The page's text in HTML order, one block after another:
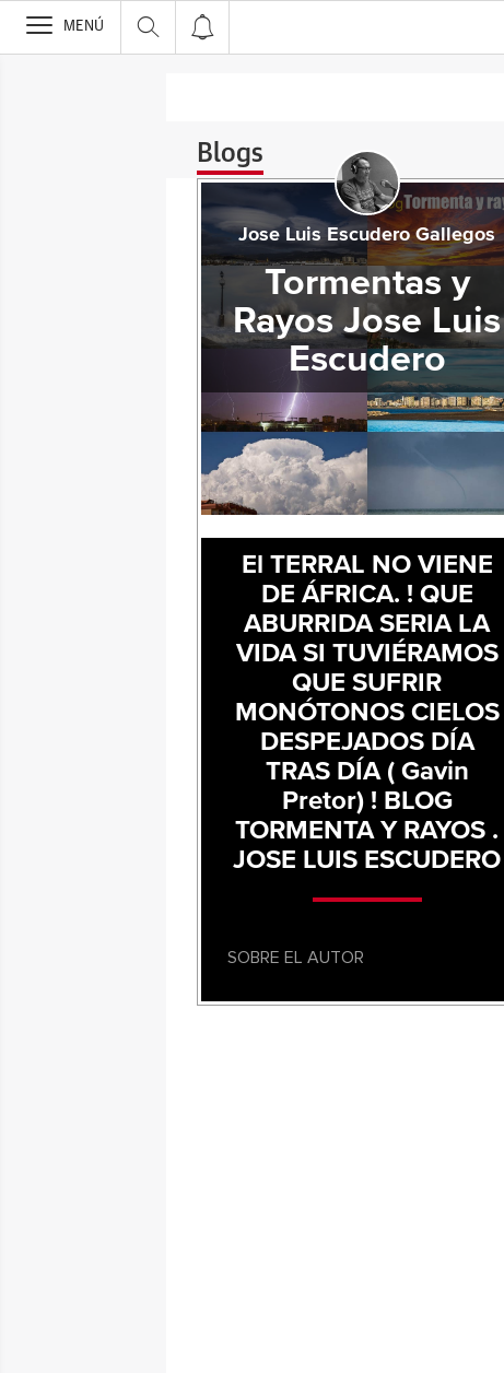
>
MENÚ
Blogs
Jose Luis Escudero Gallegos
Tormentas y
Rayos Jose Luis
Escudero
El TERRAL NO VIENE
DE ÁFRICA. ! QUE
ABURRIDA SERIA LA
VIDA SI TUVIÉRAMOS
QUE SUFRIR
MONÓTONOS CIELOS
DESPEJADOS DÍA
TRAS DÍA ( Gavin
Pretor) ! BLOG
TORMENTA Y RAYOS .
JOSE LUIS ESCUDERO
SOBRE EL AUTOR